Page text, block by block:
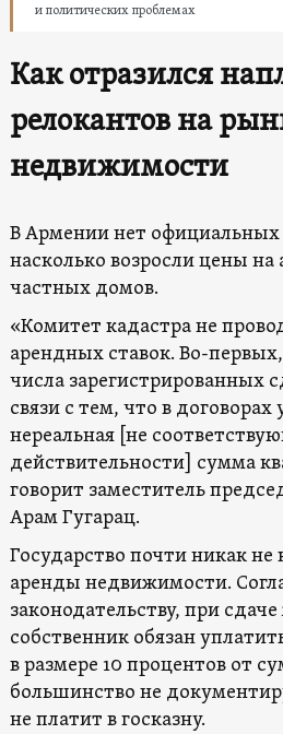
и политических проблемах
Как отразился
релокантов на
недвижимости
В Армении нет
насколько возросли цены на
частных домов.
«Комитет кадастра не
арендных ставок. Во-
числа зарегистрированных
связи с тем, что в договорах
нереальная [не
действительности] сумма
говорит заместитель
Арам Гугарац.
Государство почти никак
аренды недвижимости.
законодательству, при
собственник обязан
в размере 10 процентов от
большинство не
не платит в госказну.